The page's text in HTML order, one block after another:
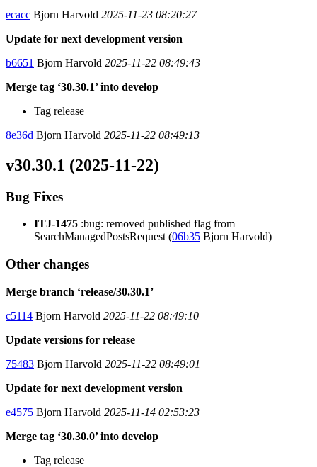
ecacc Bjorn Harvold 2025-11-23 08:20:27
Update for next development version
b6651 Bjorn Harvold 2025-11-22 08:49:43
Merge tag ‘30.30.1’ into develop
Tag release
8e36d Bjorn Harvold 2025-11-22 08:49:13
v30.30.1 (2025-11-22)
Bug Fixes
ITJ-1475 :bug: removed published flag from
SearchManagedPostsRequest (06b35 Bjorn Harvold)
Other changes
Merge branch ‘release/30.30.1’
c5114 Bjorn Harvold 2025-11-22 08:49:10
Update versions for release
75483 Bjorn Harvold 2025-11-22 08:49:01
Update for next development version
e4575 Bjorn Harvold 2025-11-14 02:53:23
Merge tag ‘30.30.0’ into develop
Tag release